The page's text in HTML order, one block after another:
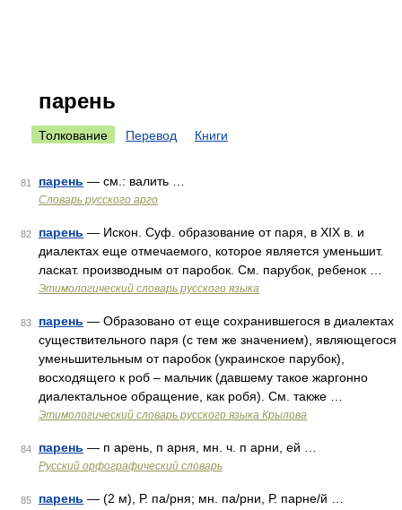
парень
Толкование Перевод Книги
81 парень — см.: валить …
Словарь русского арго
82 парень — Искон. Суф. образование от паря, в XIX в. и
диалектах еще отмечаемого, которое является уменьшит.
ласкат. производным от паробок. См. парубок, ребенок …
Этимологический словарь русского языка
83 парень — Образовано от еще сохранившегося в диалектах
существительного паря (с тем же значением), являющегося
уменьшительным от паробок (украинское парубок),
восходящего к роб – мальчик (давшему такое жаргонно
диалектальное обращение, как робя). См. также …
Этимологический словарь русского языка Крылова
84 парень — п арень, п арня, мн. ч. п арни, ей …
Русский орфографический словарь
85 парень — (2 м), Р. па/рня; мн. па/рни, Р. парне/й …